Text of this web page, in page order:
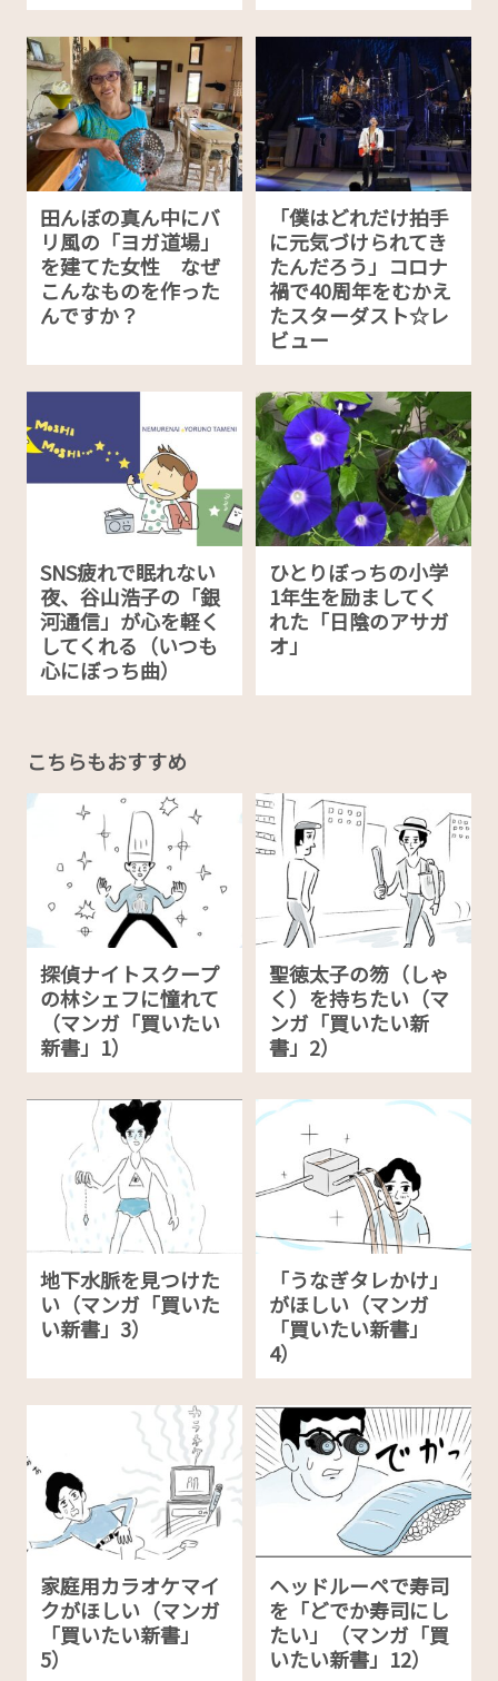
田んぼの真ん中にバ
リ風の「ヨガ道場」
を建てた女性 なぜ
こんなものを作った
んですか？
「僕はどれだけ拍手
に元気づけられてき
たんだろう」コロナ
禍で40周年をむかえ
たスターダスト☆レ
ビュー
SNS疲れで眠れない
夜、谷山浩子の「銀
河通信」が心を軽く
してくれる（いつも
心にぼっち曲）
ひとりぼっちの小学
1年生を励ましてく
れた「日陰のアサガ
オ」
こちらもおすすめ
探偵ナイトスクープ
の林シェフに憧れて
（マンガ「買いたい
新書」1）
聖徳太子の笏（しゃ
く）を持ちたい（マ
ンガ「買いたい新
書」2）
地下水脈を見つけた
い（マンガ「買いた
い新書」3）
「うなぎタレかけ」
がほしい（マンガ
「買いたい新書」
4）
家庭用カラオケマイ
クがほしい（マンガ
「買いたい新書」
5）
ヘッドルーペで寿司
を「どでか寿司にし
たい」（マンガ「買
いたい新書」12）